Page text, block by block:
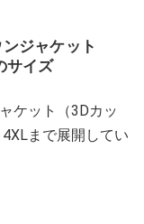
ジャケット
サイズ
ケット（3Dカッ
まで展開してい